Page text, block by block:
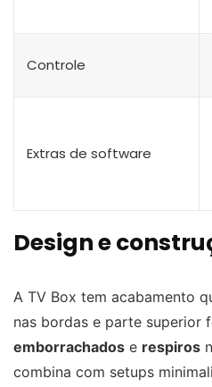
Controle
Extras de software
Design e
A TV Box tem acabamento
nas bordas e parte superior
emborrachados e respiros
combina com setups